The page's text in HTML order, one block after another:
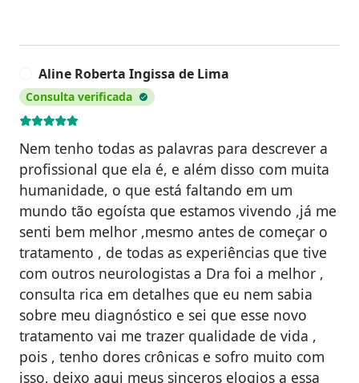
Aline Roberta Ingissa de Lima
Consulta verificada
Nem tenho todas as palavras para descrever a
profissional que ela é, e além disso com muita
humanidade, o que está faltando em um
mundo tão egoísta que estamos vivendo ,já me
senti bem melhor ,mesmo antes de começar o
tratamento , de todas as experiências que tive
com outros neurologistas a Dra foi a melhor ,
consulta rica em detalhes que eu nem sabia
sobre meu diagnóstico e sei que esse novo
tratamento vai me trazer qualidade de vida ,
pois , tenho dores crônicas e sofro muito com
isso, deixo aqui meus sinceros elogios a essa